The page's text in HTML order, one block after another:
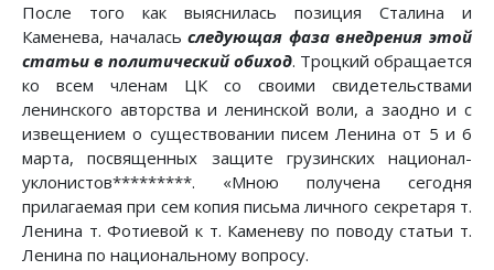
После того как выяснилась позиция Сталина и
Каменева, началасьследующая фаза внедрения этой
статьи в политический обиход. Троцкий обращается
ко всем членам ЦК со своими свидетельствами
ленинского авторства и ленинской воли, а заодно и с
извещением о существовании писем Ленина от 5 и 6
марта, посвященных защите грузинских национал-
уклонистов*********. «Мною получена сегодня
прилагаемая при сем копия письма личного секретаря т.
Ленина т. Фотиевой к т. Каменеву по поводу статьи т.
Ленина по национальному вопросу.